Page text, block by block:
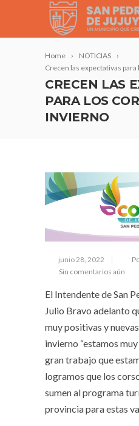
Home
NOTICIAS
Crecen las expectativas
CRECEN LAS
PARA LOS
INVIERNO
junio 28, 2022
Sin comentarios aún
El Intendente de San
Julio Bravo adelanto
muy positivas y
invierno “estamos
gran trabajo que
logramos que los
sumen al programa
provincia para estas